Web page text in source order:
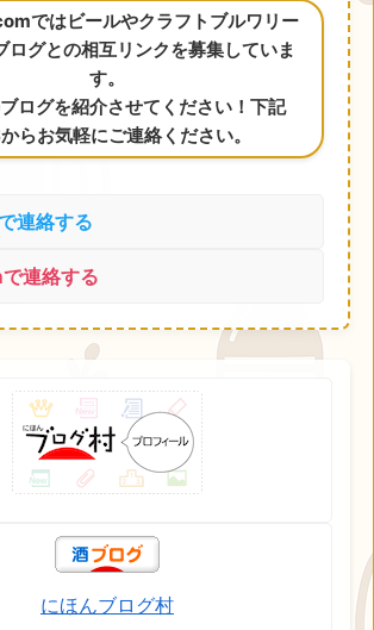
ではビールやクラフトブルワリー
ログとの相互リンクを募集していま
す。
ログを紹介させてください！下記
らお気軽にご連絡ください。
連絡する
連絡する
にほんブログ村